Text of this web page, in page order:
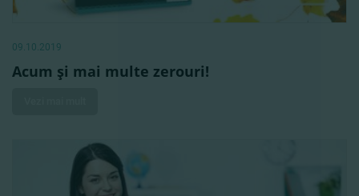
09.10.2019
Acum şi mai multe zerouri!